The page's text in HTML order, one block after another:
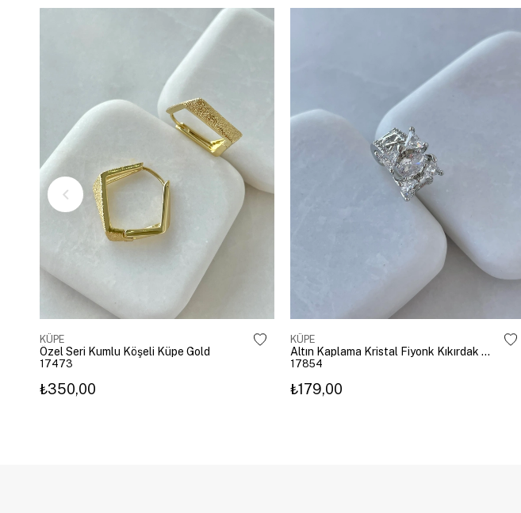
KÜPE
Özel Seri Kumlu Köşeli Küpe Gold
17473
₺350,00
KÜPE
Altın Kaplama Kristal Fiyonk Kıkırdak Küpe Gümüş
17854
₺179,00